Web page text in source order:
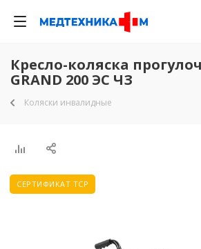
Кресло-коляска
GRAND 200 ЭС ЧЗ
Коляски инвалидные
СЕРТИФИКАТ ТСР